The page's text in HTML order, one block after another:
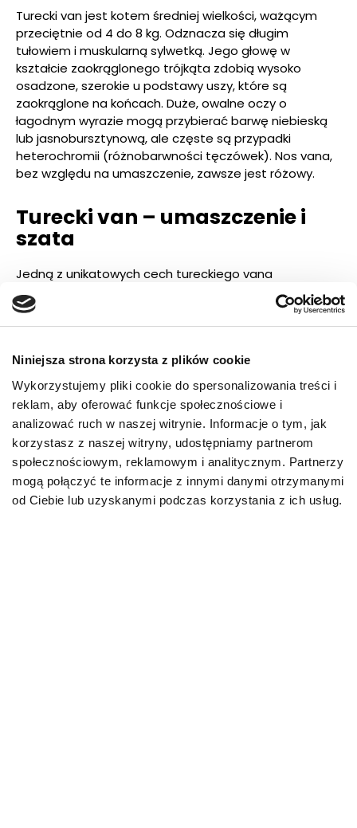
Niniejsza strona korzysta z plików cookie
Wykorzystujemy pliki cookie do spersonalizowania treści i
reklam, aby oferować funkcje społecznościowe i
analizować ruch w naszej witrynie. Informacje o tym, jak
korzystasz z naszej witryny, udostępniamy partnerom
społecznościowym, reklamowym i analitycznym. Partnerzy
mogą połączyć te informacje z innymi danymi otrzymanymi
od Ciebie lub uzyskanymi podczas korzystania z ich usług.
Turecki van jest kotem średniej wielkości, ważącym
przeciętnie od 4 do 8 kg. Odznacza się długim
tułowiem i muskularną sylwetką. Jego głowę w
kształcie zaokrąglonego trójkąta zdobią wysoko
osadzone, szerokie u podstawy uszy, które są
zaokrąglone na końcach. Duże, owalne oczy o
łagodnym wyrazie mogą przybierać barwę niebieską
lub jasnobursztynową, ale częste są przypadki
heterochromii (różnobarwności tęczówek). Nos vana,
bez względu na umaszczenie, zawsze jest różowy.
Turecki van – umaszczenie i
szata
Jedną z unikatowych cech tureckiego vana
wspomnianych we wstępie jest jego szybkoschnąca
sierść. Rasa posiada wyłącznie włos okrywowy średniej
długości, bez podszerstka! Umaszczenie
dwiema rudymi, rozdzielonymi plamkami na głowie i
rudym ogonem. Obecnie akceptowane są inne
rodzaje umaszczenia, ale plamki na głowie i ogonie
zawsze muszą być w tym samym kolorze.
Turecki van – charakter
Van turecki to zwierzę niesamowicie żywiołowe.
Uwielbia ruch i nie potrafi zbyt długo usiedzieć w